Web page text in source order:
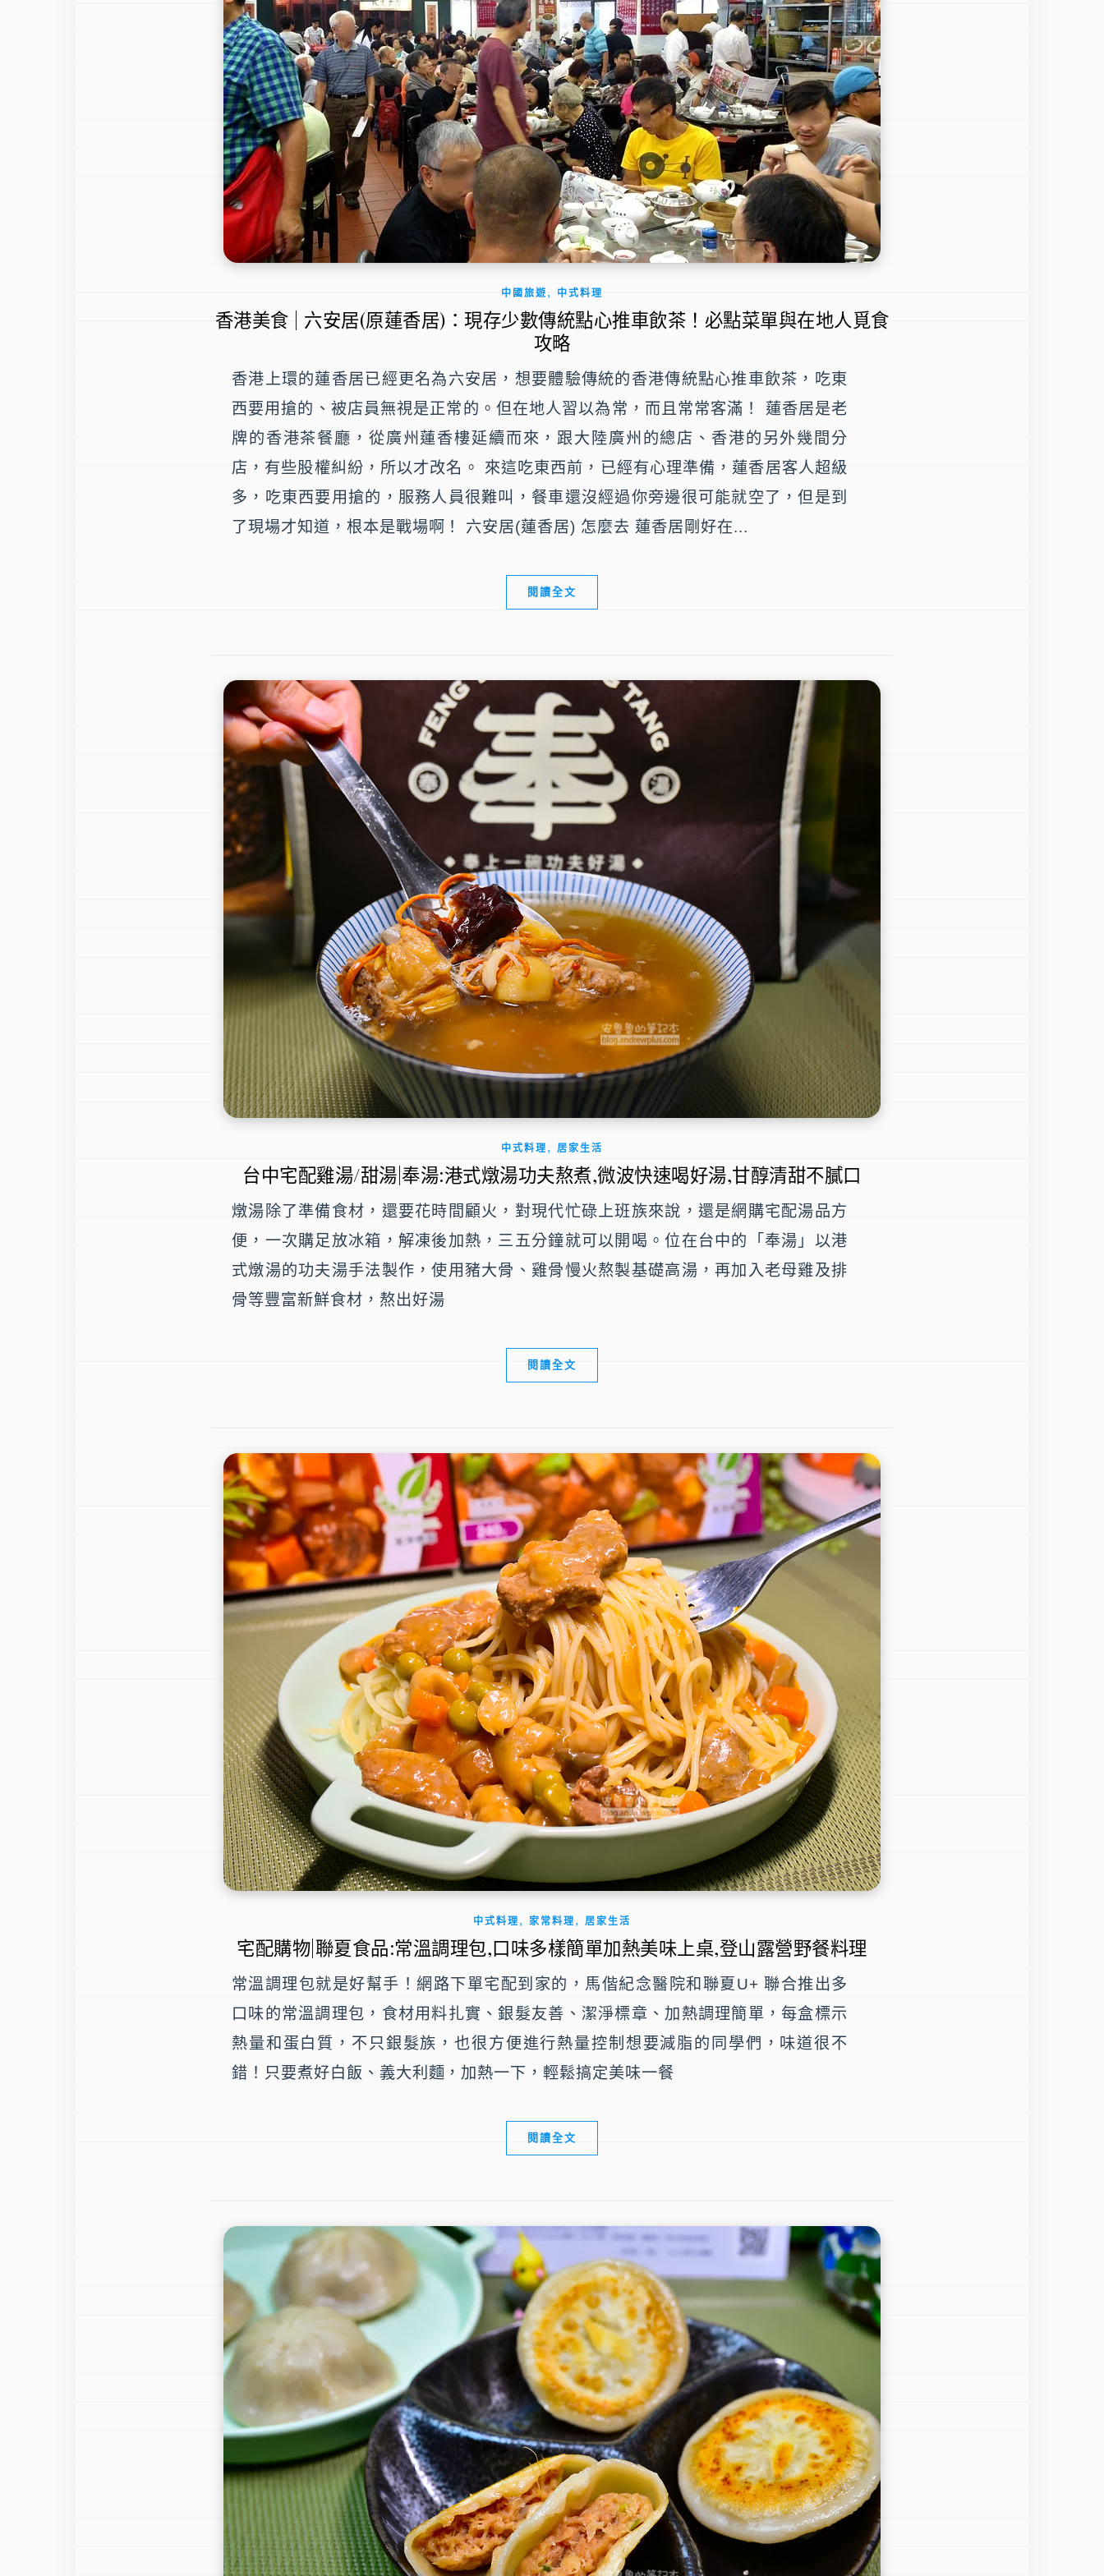
中國旅遊, 中式料理
香港美食 | 六安居(原蓮香居)：現存少數傳統點心推車飲茶！必點菜單與在地人覓食
攻略
香港上環的蓮香居已經更名為六安居，想要體驗傳統的香港傳統點心推車飲茶，吃東
西要用搶的、被店員無視是正常的。但在地人習以為常，而且常常客滿！ 蓮香居是老
牌的香港茶餐廳，從廣州蓮香樓延續而來，跟大陸廣州的總店、香港的另外幾間分
店，有些股權糾紛，所以才改名。 來這吃東西前，已經有心理準備，蓮香居客人超級
多，吃東西要用搶的，服務人員很難叫，餐車還沒經過你旁邊很可能就空了，但是到
了現場才知道，根本是戰場啊！ 六安居(蓮香居) 怎麼去 蓮香居剛好在...
閱讀全文
中式料理 , 居家生活
台中宅配雞湯/甜湯|奉湯:港式燉湯功夫熬煮,微波快速喝好湯,甘醇清甜不膩口
燉湯除了準備食材，還要花時間顧火，對現代忙碌上班族來說，還是網購宅配湯品方
便，一次購足放冰箱，解凍後加熱，三五分鐘就可以開喝。位在台中的「奉湯」以港
式燉湯的功夫湯手法製作，使用豬大骨、雞骨慢火熬製基礎高湯，再加入老母雞及排
骨等豐富新鮮食材，熬出好湯
閱讀全文
中式料理 , 家常料理 , 居家生活
宅配購物|聯夏食品:常溫調理包,口味多樣簡單加熱美味上桌,登山露營野餐料理
常溫調理包就是好幫手！網路下單宅配到家的，馬偕紀念醫院和聯夏U+ 聯合推出多
口味的常溫調理包，食材用料扎實、銀髮友善、潔淨標章、加熱調理簡單，每盒標示
熱量和蛋白質，不只銀髮族，也很方便進行熱量控制想要減脂的同學們，味道很不
錯！只要煮好白飯、義大利麵，加熱一下，輕鬆搞定美味一餐
閱讀全文